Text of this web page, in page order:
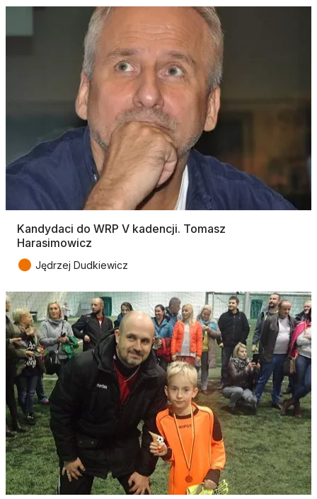
Kandydaci do WRP V kadencji. Tomasz
Harasimowicz
● Jędrzej Dudkiewicz